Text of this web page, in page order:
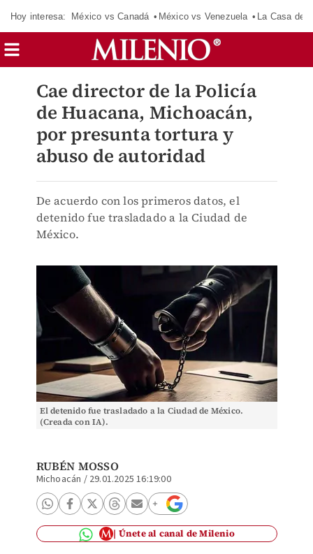
Hoy interesa: México vs Canadá México vs Venezuela La Casa de
Cae director de la Policía
de Huacana, Michoacán,
por presunta tortura y
abuso de autoridad
De acuerdo con los primeros datos, el
detenido fue trasladado a la Ciudad de
México.
El detenido fue trasladado a la Ciudad de México.
(Creada con IA).
RUBÉN MOSSO
Michoacán / 29.01.2025 16:19:00
Únete al canal de Milenio